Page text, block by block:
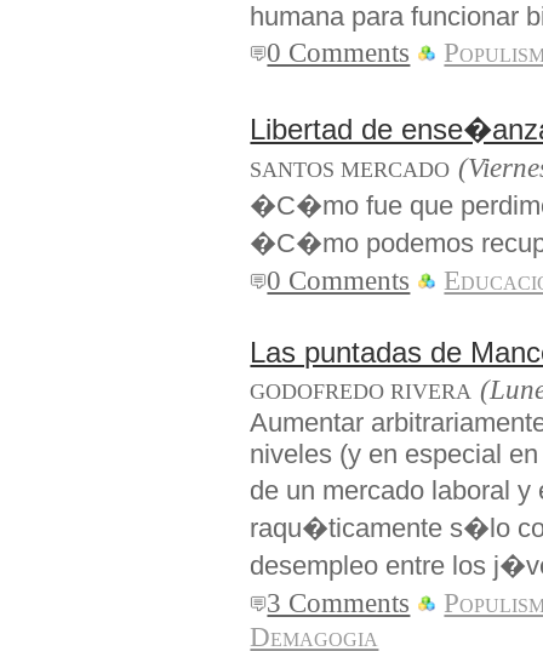
humana para funcionar
0 Comments
Libertad de
SANTOS MERCADO
�C�mo fue que
�C�mo podemos
0 Comments
Las puntadas de
GODOFREDO RIVERA
Aumentar
niveles (y en especial
de un mercado laboral
raqu�ticamente s�lo
desempleo entre los
3 Comments
Demagogia